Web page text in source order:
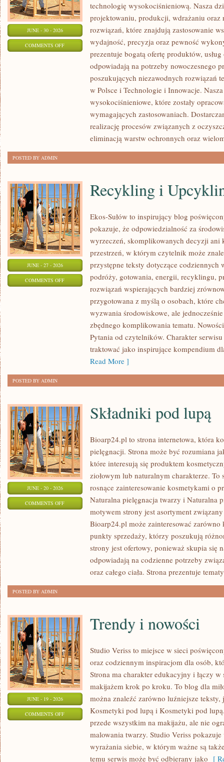
JUNE - 30 - 2026
COMMENTS OFFON
PRZEMYSŁ
technologię wysokociśnieniową. Nasza
projektowaniu, produkcji, wdrażaniu oraz
rozwiązań, które znajdują zastosowanie
wydajność, precyzja oraz pewność
prezentuje bogatą ofertę produktów,
odpowiadają na potrzeby nowoczesnego
poszukujących niezawodnych rozwiązań
w Polsce i Technologie i Innowacje.
wysokociśnieniowe, które zostały
wymagających zastosowaniach.
realizację procesów związanych z
eliminacją warstw ochronnych oraz
POSTED BY ADMIN
JUNE - 27 - 2026
COMMENTS OFFON
RECYKLING
UPCYKLING
Recykling i
Ekos-Sułów to inspirujący blog
pokazuje, że odpowiedzialność za
wyrzeczeń, skomplikowanych decyzji ani
przestrzeń, w którym czytelnik może
przystępne teksty dotyczące
podróży, gotowania, energii, recyklingu,
rozwiązań wspierających bardziej
przygotowana z myślą o osobach, które
wyzwania środowiskowe, ale
zbędnego komplikowania tematu.
Pytania od czytelników. Charakter
traktować jako inspirujące kompendium
Read More ]
POSTED BY ADMIN
JUNE - 20 - 2026
COMMENTS OFFON
SKŁADNIKI
Składniki pod lupą
Bioarp24.pl to strona internetowa, która
pielęgnacji. Strona może być rozumiana
które interesują się produktem
ziołowym lub naturalnym charakterze.
rosnące zainteresowanie kosmetykami o
Naturalna pielęgnacja twarzy i Naturalna
motywem strony jest asortyment
Bioarp24.pl może zainteresować
punkty sprzedaży, którzy poszukują
strony jest ofertowy, ponieważ skupia się
odpowiadają na codzienne potrzeby
oraz całego ciała. Strona prezentuje
POSTED BY ADMIN
JUNE - 19 - 2026
COMMENTS OFFON
Trendy i nowości
Studio Veriss to miejsce w sieci
oraz codziennym inspiracjom dla osób,
Strona ma charakter edukacyjny i łączy
makijażem krok po kroku. To blog dla
można znaleźć zarówno luźniejsze
Kosmetyki pod lupą i Kosmetyki pod
przede wszystkim na makijażu, ale nie
malowania twarzy. Studio Veriss
wyrażania siebie, w którym ważne są
temu serwis może być odbierany jako [